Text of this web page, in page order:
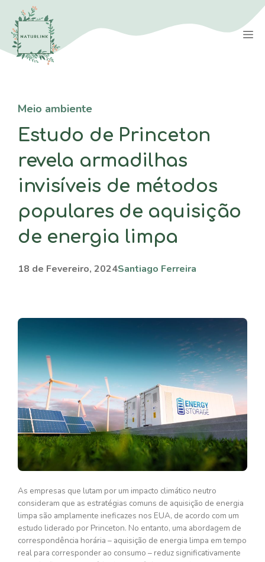
Saltar
para
conteúdo
Meio ambiente
Estudo de Princeton
revela armadilhas
invisíveis de métodos
populares de aquisição
de energia limpa
18 de Fevereiro, 2024Santiago Ferreira
As empresas que lutam por um impacto climático neutro
consideram que as estratégias comuns de aquisição de energia
limpa são amplamente ineficazes nos EUA, de acordo com um
estudo liderado por Princeton. No entanto, uma abordagem de
correspondência horária – aquisição de energia limpa em tempo
real para corresponder ao consumo – reduz significativamente